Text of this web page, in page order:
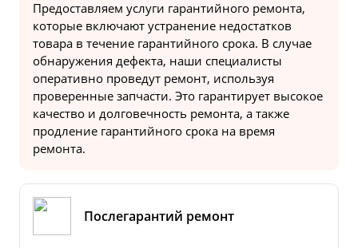
Предоставляем услуги гарантийного ремонта,
которые включают устранение недостатков
товара в течение гарантийного срока. В случае
обнаружения дефекта, наши специалисты
оперативно проведут ремонт, используя
проверенные запчасти. Это гарантирует высокое
качество и долговечность ремонта, а также
продление гарантийного срока на время
ремонта.
Послегарантий ремонт